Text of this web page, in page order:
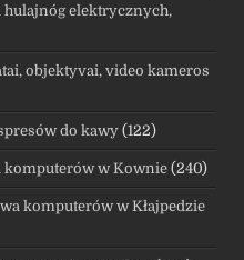
hulajnóg elektrycznych,
objektyvai, video kameros
do kawy (122)
komputerów w Kownie (240)
komputerów w Kłajpedzie